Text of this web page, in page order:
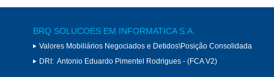
BRQ SOLUCOES EM INFORMATICA S.A.
Valores Mobiliários Negociados e Detidos\Posição Consolidada
DRI: Antonio Eduardo Pimentel Rodrigues - (FCA V2)